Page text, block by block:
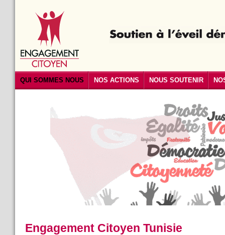
QUI SOMMES NOUS NOS ACTIONS NOUS SOUTENIR
Engagement Citoyen Tunisie